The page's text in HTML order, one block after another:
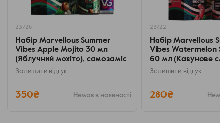
23726
Набір Marvellous Summer
Vibes Apple Mojito 30 мл
(Яблучний мохіто), самозаміс
Залишити відгук
350₴ Немає в наявності
23722
Набір Marvellous
Vibes Watermelon
60 мл (Кавунове
самозаміс
Залишити відгук
280₴